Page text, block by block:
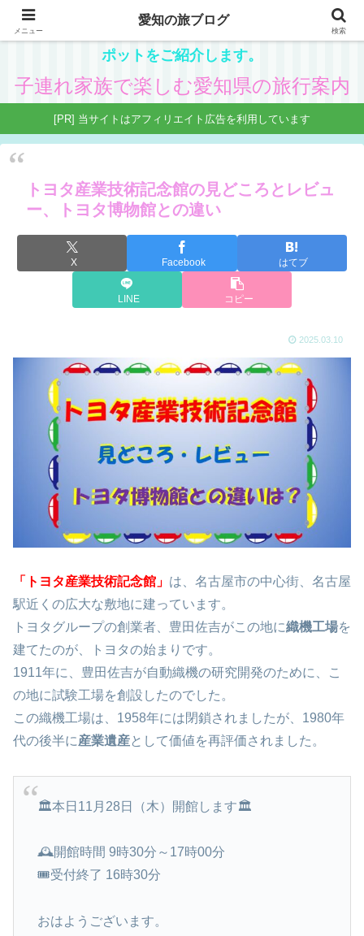
愛知在住の主婦が、子供と一緒に楽しめる県内観光ス
ポットをご紹介します。
子連れ家族で楽しむ愛知県の旅行案内
[PR] 当サイトはアフィリエイト広告を利用しています
トヨタ産業技術記念館の見どころとレビュ
ー、トヨタ博物館との違い
X Facebook はてブ
LINE コピー
2025.03.10
「トヨタ産業技術記念館」 は、名古屋市の中心街、名古屋
駅近くの広大な敷地に建っています。
トヨタグループの創業者、豊田佐吉がこの地に織機工場を
建てたのが、トヨタの始まりです。
1911年に、豊田佐吉が自動織機の研究開発のために、こ
の地に試験工場を創設したのでした。
この織機工場は、1958年には閉鎖されましたが、1980年
代の後半に産業遺産として価値を再評価されました。
🏛️本日11月28日（木）開館します🏛️
🕰️開館時間 9時30分～17時00分
🎟️受付終了 16時30分
おはようございます。
メニュー
愛知の旅ブログ
検索